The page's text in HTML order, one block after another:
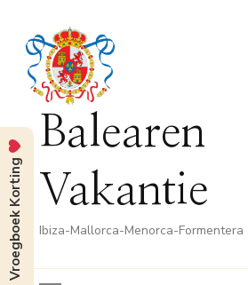
Balearen
Vakantie
Ibiza-Mallorca-Menorca-Formentera
Vroegboek Korting